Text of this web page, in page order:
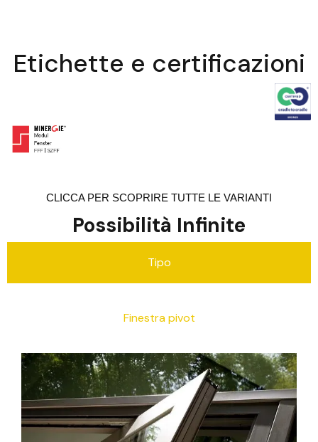
Etichette e certificazioni
CLICCA PER SCOPRIRE TUTTE LE VARIANTI
Possibilità Infinite
Tipo
Finestra pivot